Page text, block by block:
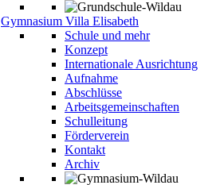
Gymnasium Villa Elisabeth
Schule und mehr
Konzept
Internationale Ausrichtung
Aufnahme
Abschlüsse
Arbeitsgemeinschaften
Schulleitung
Förderverein
Kontakt
Archiv